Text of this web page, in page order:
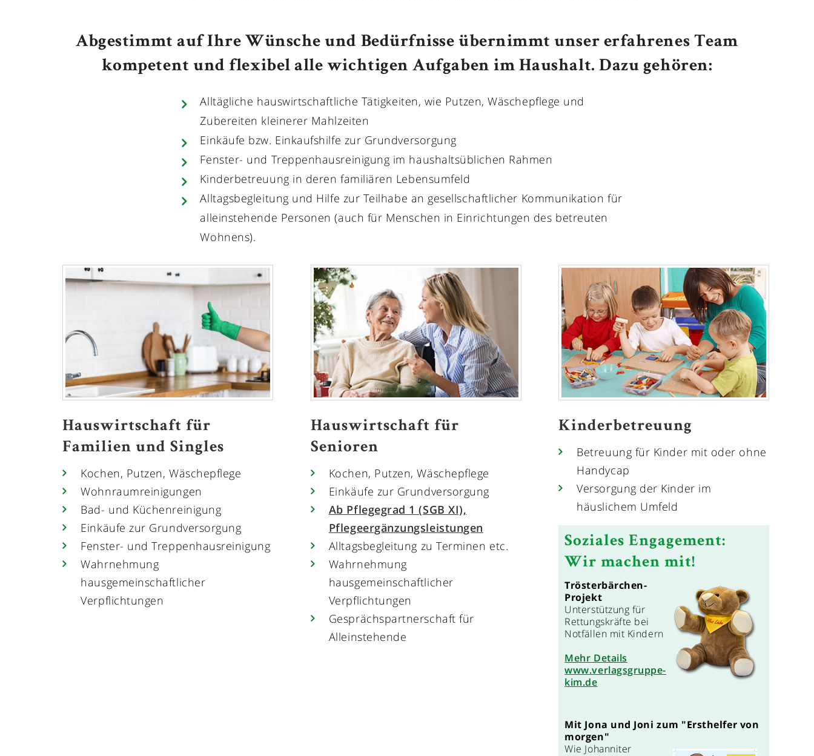
Abgestimmt auf Ihre Wünsche und Bedürfnisse übernimmt unser erfahrenes Team
kompetent und flexibel alle wichtigen Aufgaben im Haushalt. Dazu gehören:
Alltägliche hauswirtschaftliche Tätigkeiten, wie Putzen, Wäschepflege und
Zubereiten kleinerer Mahlzeiten
Einkäufe bzw. Einkaufshilfe zur Grundversorgung
Fenster- und Treppenhausreinigung im haushaltsüblichen Rahmen
Kinderbetreuung in deren familiären Lebensumfeld
Alltagsbegleitung und Hilfe zur Teilhabe an gesellschaftlicher Kommunikation für
alleinstehende Personen (auch für Menschen in Einrichtungen des betreuten
Wohnens).
Hauswirtschaft für
Familien und Singles
Kochen, Putzen, Wäschepflege
Wohnraumreinigungen
Bad- und Küchenreinigung
Einkäufe zur Grundversorgung
Fenster- und Treppenhausreinigung
Wahrnehmung
hausgemeinschaftlicher
Verpflichtungen
Hauswirtschaft für
Senioren
Kochen, Putzen, Wäschepflege
Einkäufe zur Grundversorgung
Ab Pflegegrad 1 (SGB XI),
Pflegeergänzungsleistungen
Alltagsbegleitung zu Terminen etc.
Wahrnehmung
hausgemeinschaftlicher
Verpflichtungen
Gesprächspartnerschaft für
Alleinstehende
Kinderbetreuung
Betreuung für Kinder mit oder ohne
Handycap
Versorgung der Kinder im
häuslichem Umfeld
Soziales Engagement:
Wir machen mit!
Trösterbärchen-
Projekt
Unterstützung für
Rettungskräfte bei
Notfällen mit Kindern
Mehr Details
www.verlagsgruppe-
kim.de
Mit Jona und Joni zum "Ersthelfer von
morgen"
Wie Johanniter